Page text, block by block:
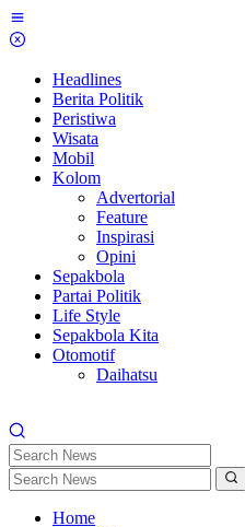
Skip
to
Headlines
Berita Politik
Peristiwa
Wisata
Mobil
Kolom
Advertorial
Feature
Inspirasi
Opini
Sepakbola
Partai Politik
Life Style
Sepakbola Kita
Otomotif
Daihatsu
Home